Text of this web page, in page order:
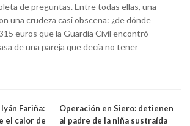
de preguntas. Entre todas ellas, una
una crudeza casi obscena: ¿de dónde
euros que la Guardia Civil encontró
de una pareja que decía no tener
Fariña:
el calor de
Operación en Siero: detienen
al padre de la niña sustraída